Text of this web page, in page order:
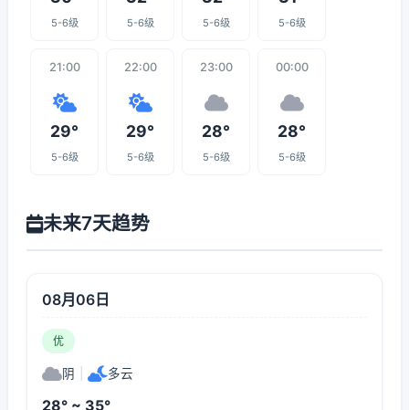
5-6级 5-6级 5-6级 5-6级
21:00
29°
5-6级
22:00
29°
5-6级
23:00
28°
5-6级
00:00
28°
5-6级
未来7天趋势
08月06日
优
阴 多云
28° ~ 35°